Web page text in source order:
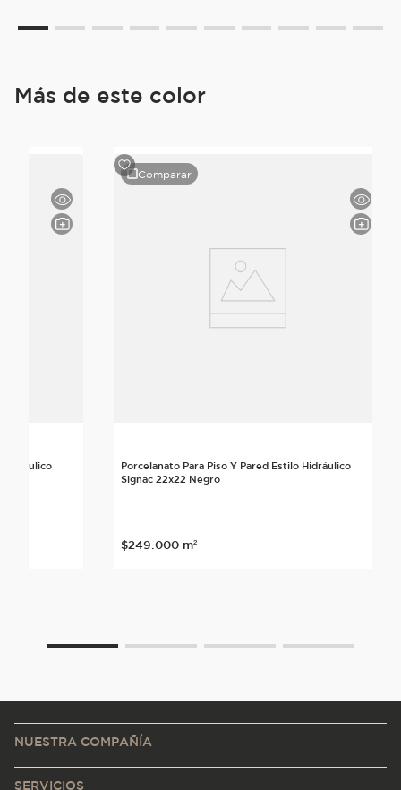
Más de este color
Hidráulico
Comparar
Porcelanato Para Piso Y Pared Estilo Hidráulico
Signac 22x22 Negro
$249.000 m²
NUESTRA COMPAÑÍA
SERVICIOS